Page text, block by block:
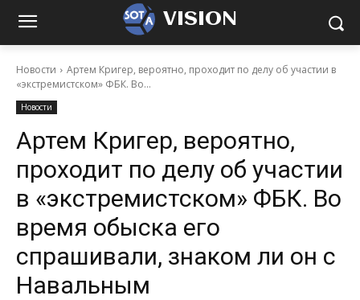
VISION
Новости
Артем Кригер, вероятно, проходит по делу об участии в
«экстремистском» ФБК. Во...
Новости
Артем Кригер, вероятно,
проходит по делу об участии
в «экстремистском» ФБК. Во
время обыска его
спрашивали, знаком ли он с
Навальным